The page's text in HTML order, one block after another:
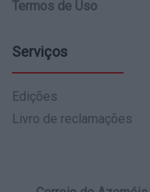
Termos de Uso
Serviços
Edições
Livro de reclamações